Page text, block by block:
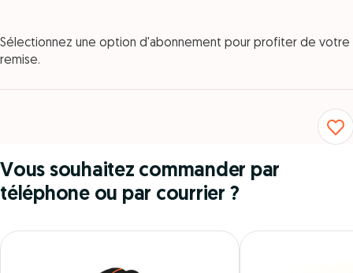
Sélectionnez une option d'abonnement pour profiter de votre
remise.
Vous souhaitez commander par
téléphone ou par courrier ?